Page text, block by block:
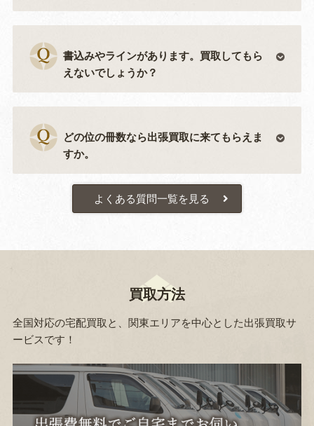
書込みやラインがあります。買取してもら
えないでしょうか？
どの位の冊数なら出張買取に来てもらえま
すか。
よくある質問一覧を見る
買取方法
全国対応の宅配買取と、関東エリアを中心とした出張買取サ
ービスです！